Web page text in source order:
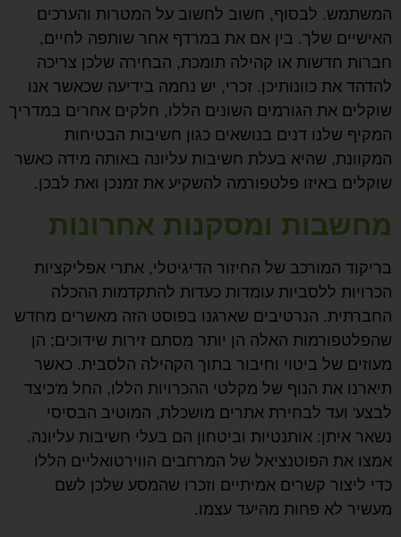
המשתמש. לבסוף, חשוב לחשוב על המטרות והערכים
האישיים שלך. בין אם את במרדף אחר שותפה לחיים,
חברות חדשות או קהילה תומכת, הבחירה שלכן צריכה
להדהד את כוונותיכן. זכרי, יש נחמה בידיעה שכאשר אנו
שוקלים את הגורמים השונים הללו, חלקים אחרים במדריך
המקיף שלנו דנים בנושאים כגון חשיבות הבטיחות
המקוונת, שהיא בעלת חשיבות עליונה באותה מידה כאשר
שוקלים באיזו פלטפורמה להשקיע את זמנכן ואת לבכן.
מחשבות ומסקנות אחרונות
בריקוד המורכב של החיזור הדיגיטלי, אתרי אפליקציות
הכרויות ללסביות עומדות כעדות להתקדמות ההכלה
החברתית. הנרטיבים שארגנו בפוסט הזה מאשרים מחדש
שהפלטפורמות האלה הן יותר מסתם זירות שידוכים; הן
מעוזים של ביטוי וחיבור בתוך הקהילה הלסבית. כאשר
תיארנו את הנוף של מקלטי ההכרויות הללו, החל מ'כיצד
לבצע' ועד לבחירת אתרים מושכלת, המוטיב הבסיסי
נשאר איתן: אותנטיות וביטחון הם בעלי חשיבות עליונה.
אמצו את הפוטנציאל של המרחבים הווירטואליים הללו
כדי ליצור קשרים אמיתיים וזכרו שהמסע שלכן לשם
מעשיר לא פחות מהיעד עצמו.